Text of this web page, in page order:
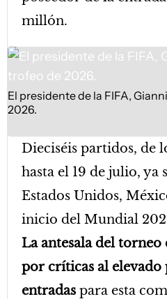
millón.
El presidente de la FIFA,
2026.
Dieciséis partidos, de
hasta el 19 de julio, ya
Estados Unidos,
inicio del Mundial
La antesala del torneo
por críticas al elevado
entradas para esta